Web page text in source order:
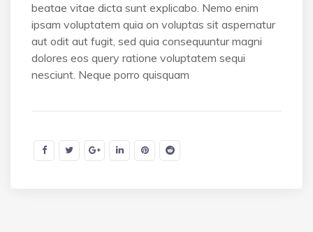
beatae vitae dicta sunt explicabo. Nemo enim
ipsam voluptatem quia on voluptas sit aspernatur
aut odit aut fugit, sed quia consequuntur magni
dolores eos query ratione voluptatem sequi
nesciunt. Neque porro quisquam